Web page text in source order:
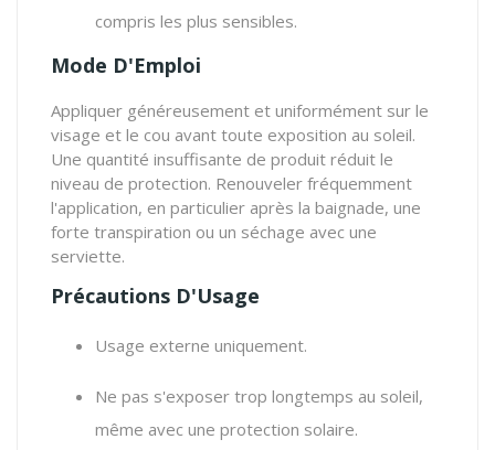
compris les plus sensibles.
Mode D'Emploi
Appliquer généreusement et uniformément sur le
visage et le cou avant toute exposition au soleil.
Une quantité insuffisante de produit réduit le
niveau de protection. Renouveler fréquemment
l'application, en particulier après la baignade, une
forte transpiration ou un séchage avec une
serviette.
Précautions D'Usage
Usage externe uniquement.
Ne pas s'exposer trop longtemps au soleil,
même avec une protection solaire.